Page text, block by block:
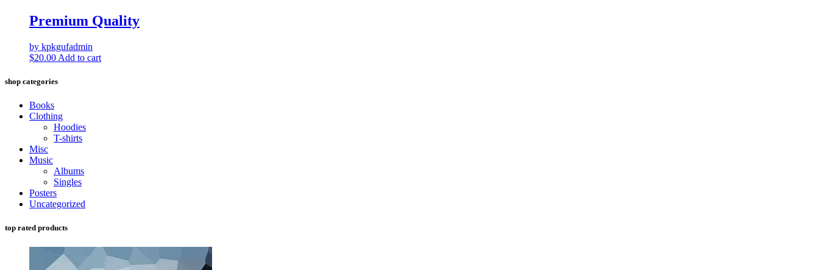
Premium Quality
by kpkgufadmin
$20.00 Add to cart
shop categories
Books
Clothing
Hoodies
T-shirts
Misc
Music
Albums
Singles
Posters
Uncategorized
top rated products